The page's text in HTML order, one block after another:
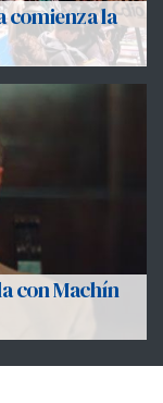
comienza la
con Machín